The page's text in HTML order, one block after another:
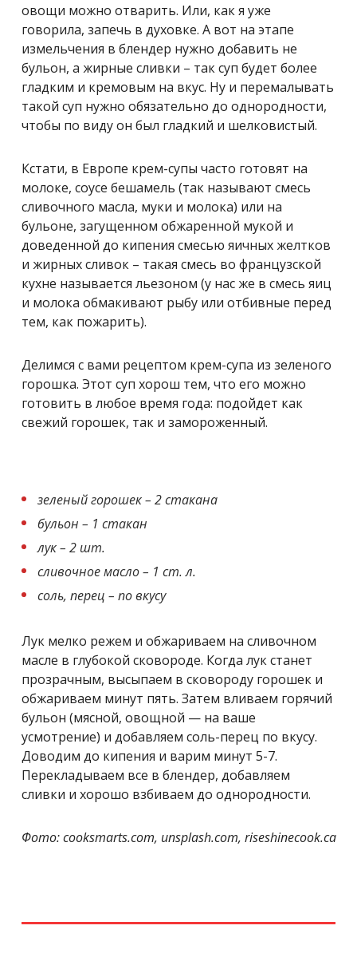
овощи можно отварить. Или, как я уже
говорила, запечь в духовке. А вот на этапе
измельчения в блендер нужно добавить не
бульон, а жирные сливки – так суп будет более
гладким и кремовым на вкус. Ну и перемалывать
такой суп нужно обязательно до однородности,
чтобы по виду он был гладкий и шелковистый.
Кстати, в Европе крем-супы часто готовят на
молоке, соусе бешамель (так называют смесь
сливочного масла, муки и молока) или на
бульоне, загущенном обжаренной мукой и
доведенной до кипения смесью яичных желтков
и жирных сливок – такая смесь во французской
кухне называется льезоном (у нас же в смесь яиц
и молока обмакивают рыбу или отбивные перед
тем, как пожарить).
Делимся с вами рецептом крем-супа из зеленого
горошка. Этот суп хорош тем, что его можно
готовить в любое время года: подойдет как
свежий горошек, так и замороженный.
зеленый горошек – 2 стакана
бульон – 1 стакан
лук – 2 шт.
сливочное масло – 1 ст. л.
соль, перец – по вкусу
Лук мелко режем и обжариваем на сливочном
масле в глубокой сковороде. Когда лук станет
прозрачным, высыпаем в сковороду горошек и
обжариваем минут пять. Затем вливаем горячий
бульон (мясной, овощной — на ваше
усмотрение) и добавляем соль-перец по вкусу.
Доводим до кипения и варим минут 5-7.
Перекладываем все в блендер, добавляем
сливки и хорошо взбиваем до однородности.
Фото: cooksmarts.com, unsplash.com, riseshinecook.ca